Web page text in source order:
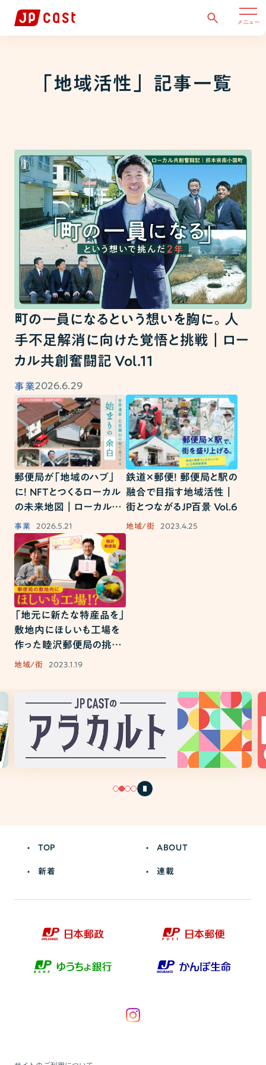
メニュー
「 地域活性 」記事一覧
町の一員になるという想いを胸に。人
手不足解消に向けた覚悟と挑戦｜ロー
カル共創奮闘記 Vol.11
事業2026.6.29
郵便局が「地域のハブ」
に！ NFTとつくるローカル
の未来地図｜ローカル共
創奮闘記 Vol.10
事業 2026.5.21
鉄道×郵便！ 郵便局と駅の
融合で目指す地域活性｜
街とつながるJP百景 Vol.6
地域/街 2023.4.25
「地元に新たな特産品を」
敷地内にほしいも工場を
作った睦沢郵便局の挑戦
｜街とつながるJP百景
地域/街 2023.1.19
TOP ABOUT
新着 連載